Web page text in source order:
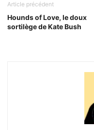
Article précédent
Hounds of Love, le doux
sortilège de Kate Bush